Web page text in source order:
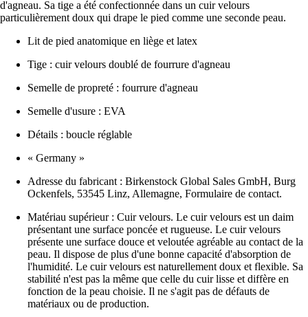
d'agneau. Sa tige a été confectionnée dans un cuir velours
particulièrement doux qui drape le pied comme une seconde peau.
Lit de pied anatomique en liège et latex
Tige : cuir velours doublé de fourrure d'agneau
Semelle de propreté : fourrure d'agneau
Semelle d'usure : EVA
Détails : boucle réglable
« Germany »
Adresse du fabricant : Birkenstock Global Sales GmbH, Burg
Ockenfels, 53545 Linz, Allemagne, Formulaire de contact.
Matériau supérieur : Cuir velours. Le cuir velours est un daim
présentant une surface poncée et rugueuse. Le cuir velours
présente une surface douce et veloutée agréable au contact de la
peau. Il dispose de plus d'une bonne capacité d'absorption de
l'humidité. Le cuir velours est naturellement doux et flexible. Sa
stabilité n'est pas la même que celle du cuir lisse et diffère en
fonction de la peau choisie. Il ne s'agit pas de défauts de
matériaux ou de production.